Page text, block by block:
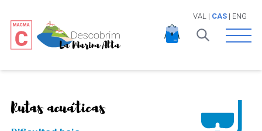
VAL | CAS| ENG
Open
Rutas acuáticas